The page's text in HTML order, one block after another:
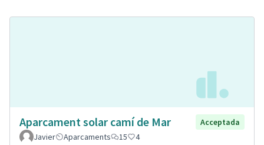
Aparcament solar camí de Mar
Acceptada
Javier
Aparcaments 15 4